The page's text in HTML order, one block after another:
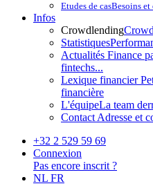
Etudes de casBesoins
Infos
Crowdlending
Statistiques
Actualités Finance
fintechs...
Lexique financier
financière
L'équipeLa team
Contact Adresse et
+32 2 529 59 69
Connexion
Pas encore inscrit ?
NL FR